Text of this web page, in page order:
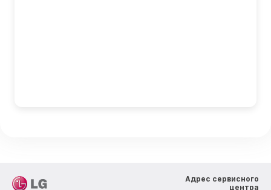
Адрес сервисного
центра